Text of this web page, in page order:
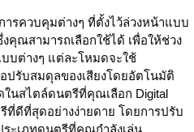
ารควบคุมต่างๆ ที่ตั้งไว้ล่วงหน้าแบบ
คุณสามารถเลือกใช้ได้ เพื่อให้ช่วง
บต่างๆ แต่ละโหมดจะใช้
ปรับสมดุลของเสียงโดยอัตโนมัติ
นสไตล์ดนตรีที่คุณเลือก Digital
ที่ดีที่สุดอย่างง่ายดาย โดยการปรับ
ระเภทดนตรีที่คุณกำลังเล่น